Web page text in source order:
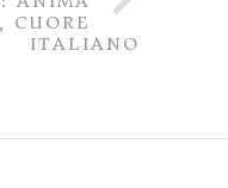
CUORE
ITALIANO